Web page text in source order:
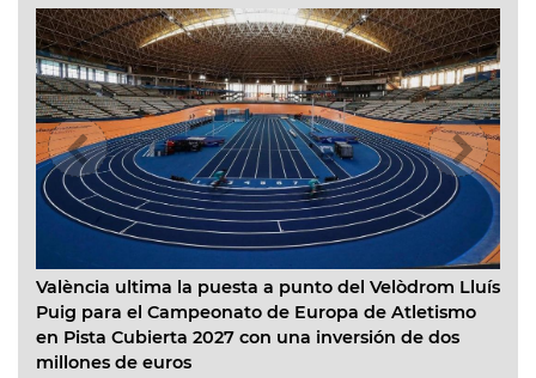
València ultima la puesta a punto del Velòdrom Lluís
Puig para el Campeonato de Europa de Atletismo
en Pista Cubierta 2027 con una inversión de dos
millones de euros